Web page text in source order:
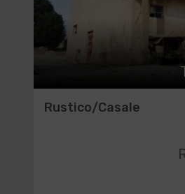
Rustico/Casale